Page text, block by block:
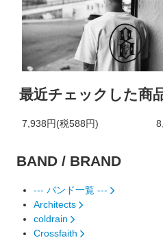
最近チェックした商
7,938円(税588円)
BAND / BRAND
--- バンド一覧 ---
Architects
coldrain
Crossfaith